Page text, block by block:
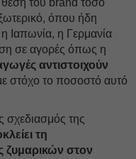
θέση του brand τόσο
όπου ήδη
Ιαπωνία, η Γερμανία
σε αγορές όπως η
αντιστοιχούν
στόχο το ποσοστό αυτό
σχεδιασμός της
τη
ζυμαρικών στον